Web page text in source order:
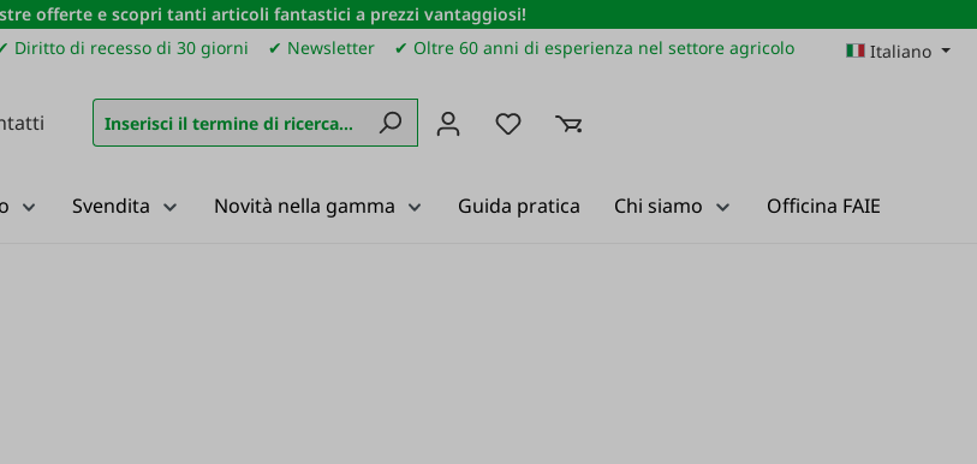
offerte e scopri tanti articoli fantastici a prezzi vantaggiosi!
Diritto di recesso di 30 giorni ✔ Newsletter ✔ Oltre 60 anni di esperienza nel settore agricolo Italiano
Hai 0 articoli nella lista dei desideri
Svendita Novità nella gamma Guida pratica Chi siamo Officina FAIE